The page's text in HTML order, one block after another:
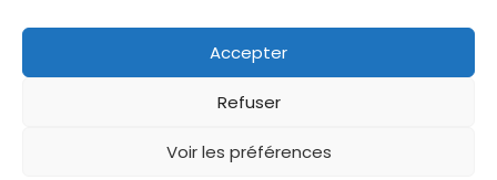
Accepter
Refuser
Voir les préférences
Copyright © 2026 Champignons Coussacois | Powered by